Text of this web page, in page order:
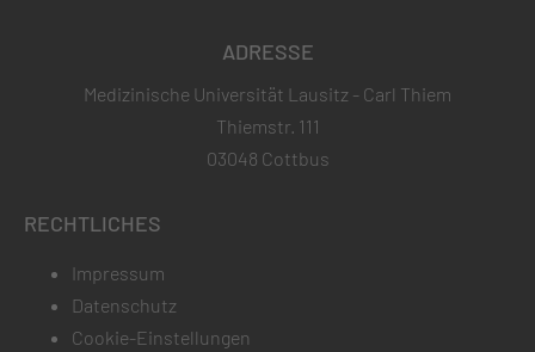
ADRESSE
Medizinische Universität Lausitz - Carl Thiem
Thiemstr. 111
03048 Cottbus
RECHTLICHES
Impressum
Datenschutz
Cookie-Einstellungen